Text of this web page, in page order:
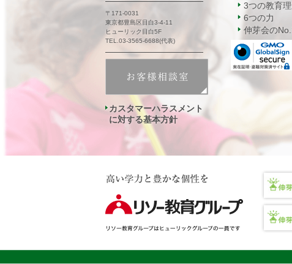
〒171-0031
東京都豊島区目白3-4-11
ヒューリック目白5F
TEL.03-3565-6688(代表)
カスタマーハラスメント
に対する基本方針
3つの教育
6つの力
伸芽会の